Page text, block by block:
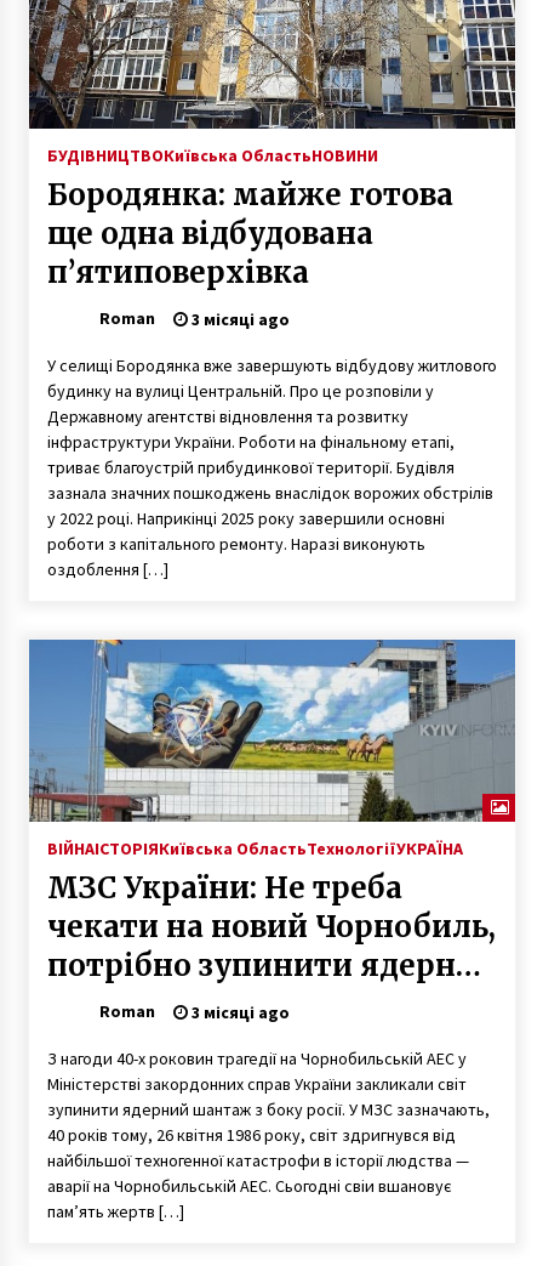
БУДІВНИЦТВОКиївська ОбластьНОВИНИ
Бородянка: майже готова
ще одна відбудована
п’ятиповерхівка
Roman 3 місяці ago
У селищі Бородянка вже завершують відбудову житлового
будинку на вулиці Центральній. Про це розповіли у
Державному агентстві відновлення та розвитку
інфраструктури України. Роботи на фінальному етапі,
триває благоустрій прибудинкової території. Будівля
зазнала значних пошкоджень внаслідок ворожих обстрілів
у 2022 році. Наприкінці 2025 року завершили основні
роботи з капітального ремонту. Наразі виконують
оздоблення […]
ВІЙНАІСТОРІЯКиївська ОбластьТехнологіїУКРАЇНА
МЗС України: Не треба
чекати на новий Чорнобиль,
потрібно зупинити ядерний
шантаж росії
Roman 3 місяці ago
З нагоди 40-х роковин трагедії на Чорнобильській АЕС у
Міністерстві закордонних справ України закликали світ
зупинити ядерний шантаж з боку росії. У МЗС зазначають,
40 років тому, 26 квітня 1986 року, світ здригнувся від
найбільшої техногенної катастрофи в історії людства —
аварії на Чорнобильській АЕС. Сьогодні свіи вшановує
пам’ять жертв […]